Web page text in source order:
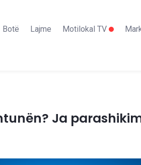
Botë Lajme Motilokal TV
Ja